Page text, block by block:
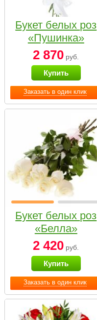
Заказать в один клик
Букет белых роз
«Пушинка»
2 870 руб.
Купить
Заказать в один клик
Букет белых роз
«Белла»
2 420 руб.
Купить